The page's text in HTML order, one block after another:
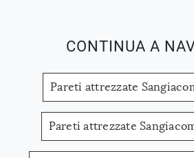
CONTINUA A
Pareti attrezzate
Pareti attrezzate